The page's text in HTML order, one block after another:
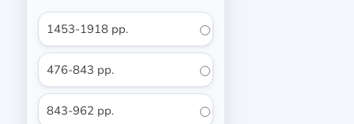
1453-1918 рр.
476-843 рр.
843-962 рр.